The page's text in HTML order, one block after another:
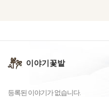
이야기꽃밭
등록된 이야기가 없습니다.